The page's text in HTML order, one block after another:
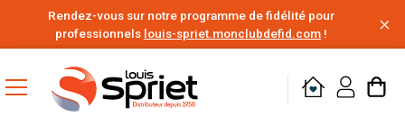
Rendez-vous sur notre programme de fidélité pour
professionnels louis-spriet.monclubdefid.com !